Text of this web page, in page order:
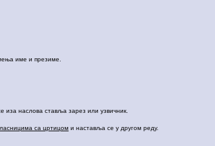
име и презиме.
иза наслова ставља зарез или узвичник.
са цртицом и наставља се у другом реду.